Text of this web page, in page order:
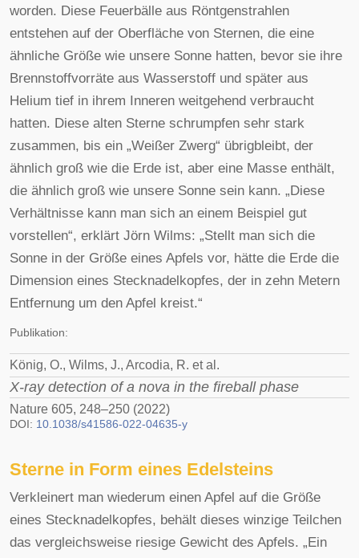
worden. Diese Feuerbälle aus Röntgenstrahlen
entstehen auf der Oberfläche von Sternen, die eine
ähnliche Größe wie unsere Sonne hatten, bevor sie ihre
Brennstoffvorräte aus Wasserstoff und später aus
Helium tief in ihrem Inneren weitgehend verbraucht
hatten. Diese alten Sterne schrumpfen sehr stark
zusammen, bis ein „Weißer Zwerg“ übrigbleibt, der
ähnlich groß wie die Erde ist, aber eine Masse enthält,
die ähnlich groß wie unsere Sonne sein kann. „Diese
Verhältnisse kann man sich an einem Beispiel gut
vorstellen“, erklärt Jörn Wilms: „Stellt man sich die
Sonne in der Größe eines Apfels vor, hätte die Erde die
Dimension eines Stecknadelkopfes, der in zehn Metern
Entfernung um den Apfel kreist.“
Publikation:
König, O., Wilms, J., Arcodia, R. et al.
X-ray detection of a nova in the fireball phase
Nature 605, 248–250 (2022)
DOI: 10.1038/s41586-022-04635-y
Sterne in Form eines Edelsteins
Verkleinert man wiederum einen Apfel auf die Größe
eines Stecknadelkopfes, behält dieses winzige Teilchen
das vergleichsweise riesige Gewicht des Apfels. „Ein